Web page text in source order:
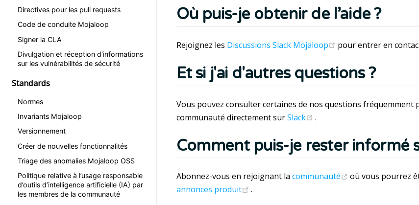
Directives pour les pull requests
Code de conduite Mojaloop
Signer la CLA
Divulgation et réception d’informations
sur les vulnérabilités de sécurité
Standards
Normes
Invariants Mojaloop
Versionnement
Créer de nouvelles fonctionnalités
Triage des anomalies Mojaloop OSS
Politique relative à l’usage responsable
d’outils d’intelligence artificielle (IA) par
les membres de la communauté
Où puis-je obtenir de l’aide ?
Rejoignez les Discussions Slack Mojaloop (opens new window)
pour entrer en
Et si j'ai d'autres questions ?
Vous pouvez consulter certaines de nos questions fréquemment
communauté directement surSlack (opens new window)
.
Comment puis-je rester informé
Abonnez-vous en rejoignant la communauté (opens new
où vous pourrez
annonces produit
(opens new window)
.